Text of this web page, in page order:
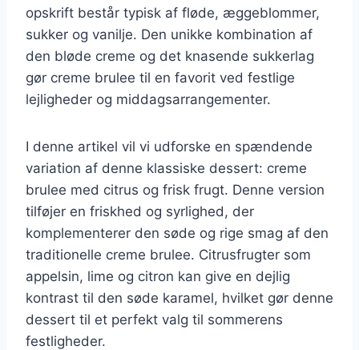
opskrift består typisk af fløde, æggeblommer,
sukker og vanilje. Den unikke kombination af
den bløde creme og det knasende sukkerlag
gør creme brulee til en favorit ved festlige
lejligheder og middagsarrangementer.
I denne artikel vil vi udforske en spændende
variation af denne klassiske dessert: creme
brulee med citrus og frisk frugt. Denne version
tilføjer en friskhed og syrlighed, der
komplementerer den søde og rige smag af den
traditionelle creme brulee. Citrusfrugter som
appelsin, lime og citron kan give en dejlig
kontrast til den søde karamel, hvilket gør denne
dessert til et perfekt valg til sommerens
festligheder.